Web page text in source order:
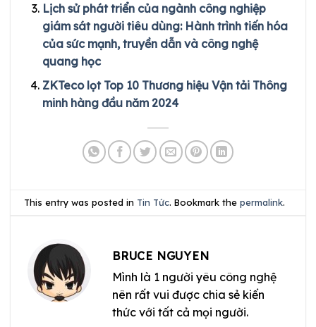
Lịch sử phát triển của ngành công nghiệp
giám sát người tiêu dùng: Hành trình tiến hóa
của sức mạnh, truyền dẫn và công nghệ
quang học
ZKTeco lọt Top 10 Thương hiệu Vận tải Thông
minh hàng đầu năm 2024
This entry was posted in Tin Tức. Bookmark thepermalink.
BRUCE NGUYEN
Mình là 1 người yêu công nghệ
nên rất vui được chia sẻ kiến
thức với tất cả mọi người.